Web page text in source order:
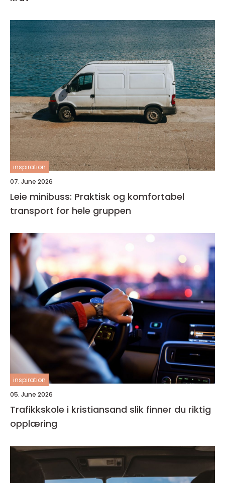
inspiration
07. June 2026
Leie minibuss: Praktisk og komfortabel
transport for hele gruppen
inspiration
05. June 2026
Trafikkskole i kristiansand slik finner du riktig
opplæring